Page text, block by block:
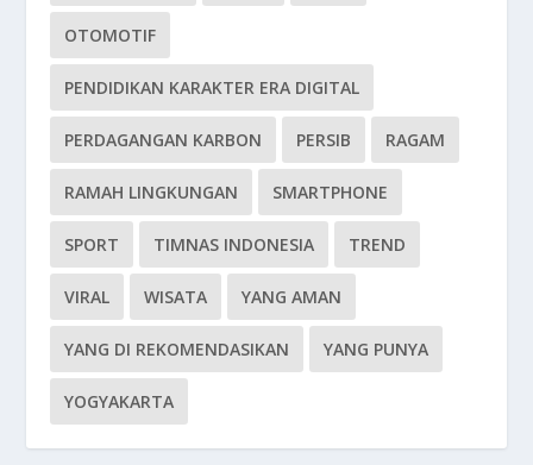
OTOMOTIF
PENDIDIKAN KARAKTER ERA DIGITAL
PERDAGANGAN KARBON PERSIB RAGAM
RAMAH LINGKUNGAN SMARTPHONE
SPORT TIMNAS INDONESIA TREND
VIRAL WISATA YANG AMAN
YANG DI REKOMENDASIKAN YANG PUNYA
YOGYAKARTA